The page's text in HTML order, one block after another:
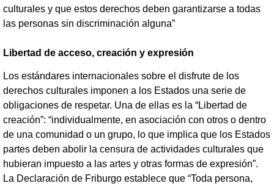
culturales y que estos derechos deben garantizarse a todas
las personas sin discriminación alguna”
Libertad de acceso, creación y expresión
Los estándares internacionales sobre el disfrute de los
derechos culturales imponen a los Estados una serie de
obligaciones de respetar. Una de ellas es la “Libertad de
creación”: “individualmente, en asociación con otros o dentro
de una comunidad o un grupo, lo que implica que los Estados
partes deben abolir la censura de actividades culturales que
hubieran impuesto a las artes y otras formas de expresión”.
La Declaración de Friburgo establece que “Toda persona,